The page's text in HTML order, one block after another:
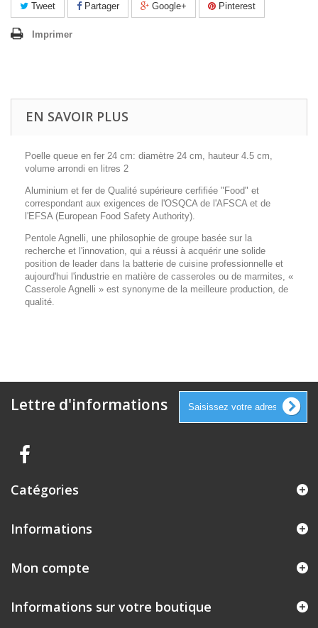
Tweet Partager Google+ Pinterest
Imprimer
EN SAVOIR PLUS
Poelle queue en fer 24 cm: diamètre 24 cm, hauteur 4.5 cm,
volume arrondi en litres 2
Aluminium et fer de Qualité supérieure cerfifiée "Food" et
correspondant aux exigences de l'OSQCA de l'AFSCA et de
l'EFSA (European Food Safety Authority).
Pentole Agnelli, une philosophie de groupe basée sur la
recherche et l'innovation, qui a réussi à acquérir une solide
position de leader dans la batterie de cuisine professionnelle et
aujourd'hui l'industrie en matière de casseroles ou de marmites, «
Casserole Agnelli » est synonyme de la meilleure production, de
qualité.
Lettre d'informations
Catégories
Informations
Mon compte
Informations sur votre boutique